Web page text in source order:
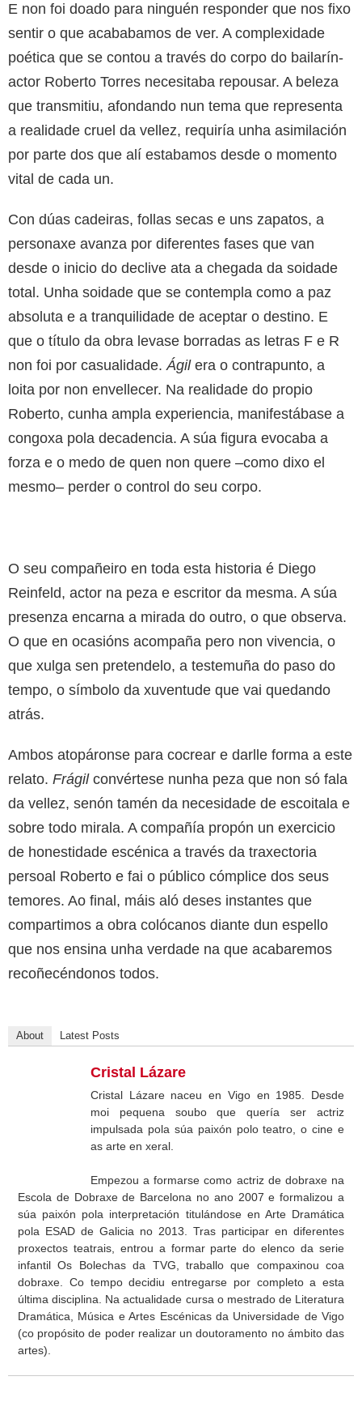
E non foi doado para ninguén responder que nos fixo
sentir o que acababamos de ver. A complexidade
poética que se contou a través do corpo do bailarín-
actor Roberto Torres necesitaba repousar. A beleza
que transmitiu, afondando nun tema que representa
a realidade cruel da vellez, requiría unha asimilación
por parte dos que alí estabamos desde o momento
vital de cada un.
Con dúas cadeiras, follas secas e uns zapatos, a
personaxe avanza por diferentes fases que van
desde o inicio do declive ata a chegada da soidade
total. Unha soidade que se contempla como a paz
absoluta e a tranquilidade de aceptar o destino. E
que o título da obra levase borradas as letras F e R
non foi por casualidade.Ágil era o contrapunto, a
loita por non envellecer. Na realidade do propio
Roberto, cunha ampla experiencia, manifestábase a
congoxa pola decadencia. A súa figura evocaba a
forza e o medo de quen non quere –como dixo el
mesmo– perder o control do seu corpo.
O seu compañeiro en toda esta historia é Diego
Reinfeld, actor na peza e escritor da mesma. A súa
presenza encarna a mirada do outro, o que observa.
O que en ocasións acompaña pero non vivencia, o
que xulga sen pretendelo, a testemuña do paso do
tempo, o símbolo da xuventude que vai quedando
atrás.
Ambos atopáronse para cocrear e darlle forma a este
relato. Frágilconvértese nunha peza que non só fala
da vellez, senón tamén da necesidade de escoitala e
sobre todo mirala. A compañía propón un exercicio
de honestidade escénica a través da traxectoria
persoal Roberto e fai o público cómplice dos seus
temores. Ao final, máis aló deses instantes que
compartimos a obra colócanos diante dun espello
que nos ensina unha verdade na que acabaremos
recoñecéndonos todos.
About Latest Posts
Cristal Lázare
Cristal Lázare naceu en Vigo en 1985. Desde
moi pequena soubo que quería ser actriz
impulsada pola súa paixón polo teatro, o cine e
as arte en xeral.
Empezou a formarse como actriz de dobraxe na
Escola de Dobraxe de Barcelona no ano 2007 e formalizou a
súa paixón pola interpretación titulándose en Arte Dramática
pola ESAD de Galicia no 2013. Tras participar en diferentes
proxectos teatrais, entrou a formar parte do elenco da serie
infantil Os Bolechas da TVG, traballo que compaxinou coa
dobraxe. Co tempo decidiu entregarse por completo a esta
última disciplina. Na actualidade cursa o mestrado de Literatura
Dramática, Música e Artes Escénicas da Universidade de Vigo
(co propósito de poder realizar un doutoramento no ámbito das
artes).